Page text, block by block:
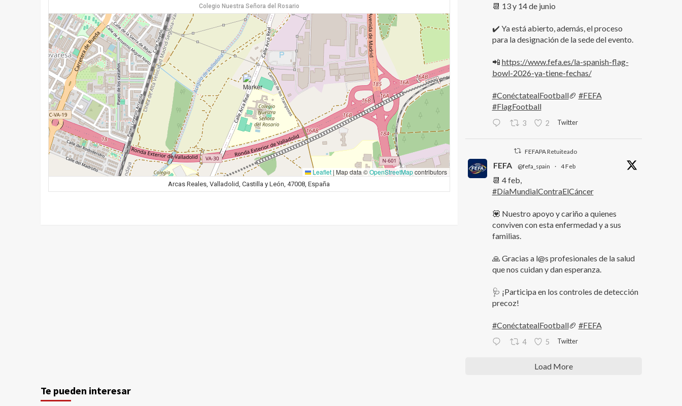
Colegio Nuestra Señora del Rosario
Leaflet | Map data ©OpenStreetMapcontributors
Arcas Reales, Valladolid, Castilla y León, 47008, España
📆 13 y 14 de junio
✔️ Ya está abierto, además, el proceso
para la designación de la sede del evento.
📲 https://www.fefa.es/la-spanish-flag-
bowl-2026-ya-tiene-fechas/
#ConéctatealFootball🏈 #FEFA
#FlagFootball
3 2 Twitter
FEFAPA Retuiteado
FEFA @fefa_spain · 4 Feb
📆 4 feb,
#DíaMundialContraElCáncer
💟 Nuestro apoyo y cariño a quienes
conviven con esta enfermedad y a sus
familias.
🙏 Gracias a l@s profesionales de la salud
que nos cuidan y dan esperanza.
🩺 ¡Participa en los controles de detección
precoz!
#ConéctatealFootball🏈 #FEFA
4 5 Twitter
Load More
Te pueden interesar